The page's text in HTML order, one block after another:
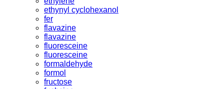
ethynyl cyclohexanol
fer
flavazine
flavazine
fluoresceine
fluoresceine
formaldehyde
formol
fructose